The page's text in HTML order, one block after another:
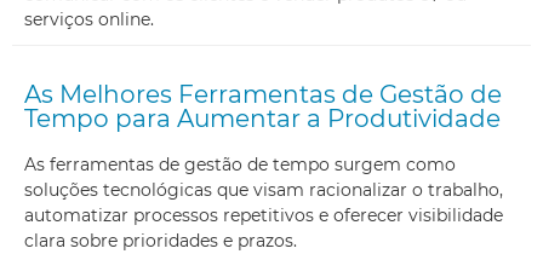
serviços online.
As Melhores Ferramentas de Gestão de
Tempo para Aumentar a Produtividade
As ferramentas de gestão de tempo surgem como
soluções tecnológicas que visam racionalizar o trabalho,
automatizar processos repetitivos e oferecer visibilidade
clara sobre prioridades e prazos.